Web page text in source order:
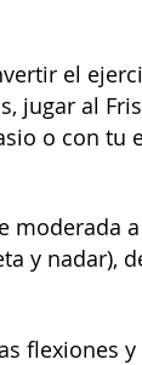
el
jugar al
o con tu
moderada
y nadar),
flexiones y